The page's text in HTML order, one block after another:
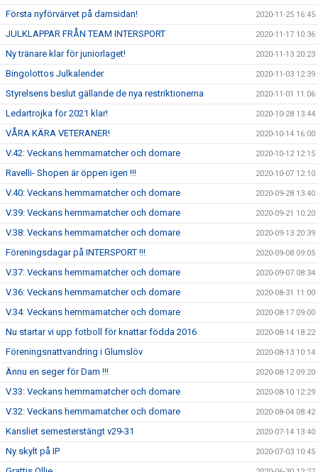
Första nyförvärvet på damsidan! 2020-11-25 16:45
JULKLAPPAR FRÅN TEAM INTERSPORT 2020-11-17 10:36
Ny tränare klar för juniorlaget! 2020-11-13 20:23
Bingolottos Julkalender 2020-11-03 12:39
Styrelsens beslut gällande de nya restriktionerna 2020-11-01 11:06
Ledartrojka för 2021 klar! 2020-10-28 13:44
VÅRA KÄRA VETERANER! 2020-10-14 16:00
V.42: Veckans hemmamatcher och domare 2020-10-12 12:15
Ravelli- Shopen är öppen igen !!! 2020-10-07 12:10
V.40: Veckans hemmamatcher och domare 2020-09-28 13:40
V.39: Veckans hemmamatcher och domare 2020-09-21 10:20
V.38: Veckans hemmamatcher och domare 2020-09-13 20:39
Föreningsdagar på INTERSPORT !!! 2020-09-08 09:05
V.37: Veckans hemmamatcher och domare 2020-09-07 08:34
V.36: Veckans hemmamatcher och domare 2020-08-31 11:00
V.34: Veckans hemmamatcher och domare 2020-08-17 09:00
Nu startar vi upp fotboll för knattar födda 2016 2020-08-14 18:22
Föreningsnattvandring i Glumslöv 2020-08-13 10:14
Ännu en seger för Dam !!! 2020-08-12 09:20
V.33: Veckans hemmamatcher och domare 2020-08-10 12:29
V.32: Veckans hemmamatcher och domare 2020-08-04 08:42
Kansliet semesterstängt v29-31 2020-07-14 13:40
Ny skylt på IP 2020-07-03 10:45